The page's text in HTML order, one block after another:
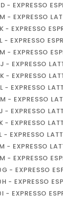
Pedro
peças e
EXPRESSO
EXPRESSO
EXPRESSO
EXPRESSO
EXPRESSO
EXPRESSO
EXPRESSO
EXPRESSO
EXPRESSO
EXPRESSO
EXPRESSO
EXPRESSO
EXPRESSO
EXPRESSO
- EXPRESSO
- EXPRESSO
EXPRESSO